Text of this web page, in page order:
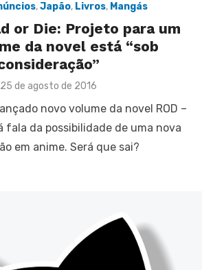
,Japão, Livros, Mangás
or Die: Projeto para um
da novel está “sob
Posted
25 de agosto de 2016
novo volume da novel ROD –
fala da possibilidade de uma nova
em anime. Será que sai?